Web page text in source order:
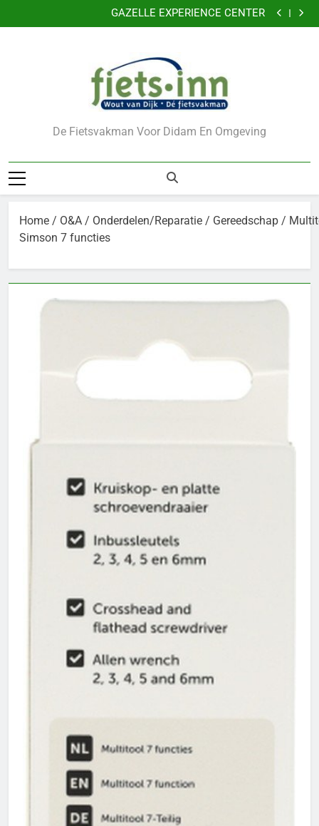
naar
GAZELLE EXPERIENCE CENTER
VERKLEIN DE KANS OP DIEFSTAL VAN UW FIETS
GAZELLE EXPERIENCE CENTER
VERKLEIN DE KANS OP DIEFSTAL VAN UW FIETS
De Fietsvakman Voor Didam En Omgeving
Home / O&A / Onderdelen/Reparatie / Gereedschap /
Simson 7 functies